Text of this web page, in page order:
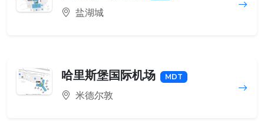
盐湖城
哈里斯堡国际机场 MDT
米德尔敦